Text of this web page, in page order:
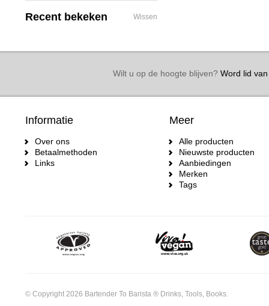
Recent bekeken Wissen
Wilt u op de hoogte blijven?Word lid van
Informatie
Over ons
Betaalmethoden
Links
Meer
Alle producten
Nieuwste producten
Aanbiedingen
Merken
Tags
© Copyright 2026 Bartender To Barista ® Drinks, Tools, Books.